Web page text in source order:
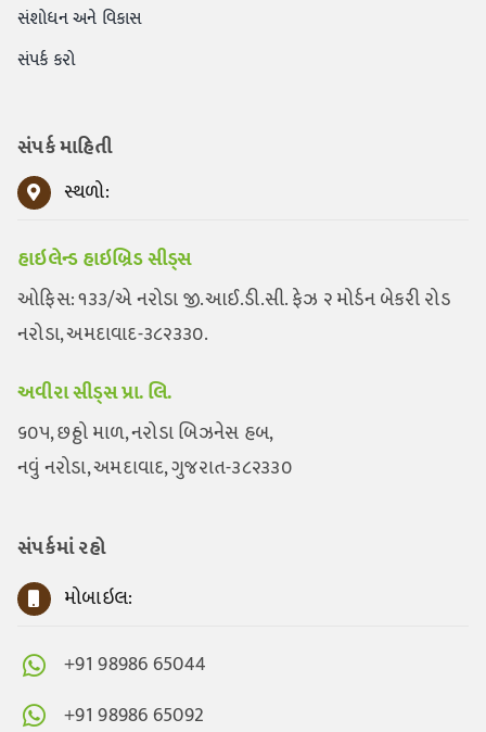
સંશોધન અને વિકાસ
સંપર્ક કરો
સંપર્ક માહિતી
સ્થળો:
હાઇલેન્ડ હાઇબ્રિડ સીડ્સ
ઓફિસ: ૧૩૩/એ નરોડા જી.આઈ.ડી.સી. ફેઝ ૨ મોર્ડન બેકરી રોડ
નરોડા, અમદાવાદ-૩૮૨૩૩૦.
અવીરા સીડ્સ પ્રા. લિ.
૬૦૫, છઠ્ઠો માળ, નરોડા બિઝનેસ હબ,
નવું નરોડા, અમદાવાદ, ગુજરાત-૩૮૨૩૩૦
સંપર્કમાં રહો
મોબાઇલ:
+91 98986 65044
+91 98986 65092